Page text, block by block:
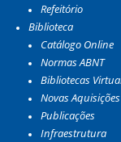
Refeitório
Biblioteca
Catálogo Online
Normas ABNT
Bibliotecas
Novas Aquisições
Publicações
Infraestrutura